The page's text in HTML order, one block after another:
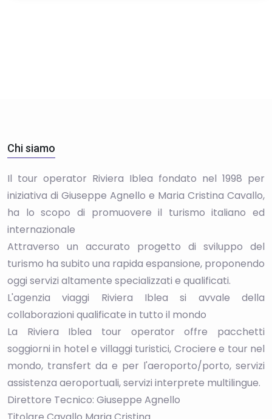
Chi siamo
Il tour operator Riviera Iblea fondato nel 1998 per
iniziativa di Giuseppe Agnello e Maria Cristina Cavallo,
ha lo scopo di promuovere il turismo italiano ed
internazionale
Attraverso un accurato progetto di sviluppo del
turismo ha subito una rapida espansione, proponendo
oggi servizi altamente specializzati e qualificati.
L'agenzia viaggi Riviera Iblea si avvale della
collaborazioni qualificate in tutto il mondo
La Riviera Iblea tour operator offre pacchetti
soggiorni in hotel e villaggi turistici, Crociere e tour nel
mondo, transfert da e per l'aeroporto/porto, servizi
assistenza aeroportuali, servizi interprete multilingue.
Direttore Tecnico: Giuseppe Agnello